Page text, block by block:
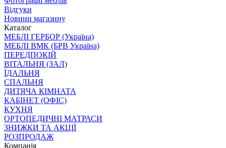
Відгуки
Новини магазину
Каталог
МЕБЛІ ГЕРБОР (Україна)
МЕБЛІ ВМК (БРВ Україна)
ПЕРЕДПОКІЙ
ВІТАЛЬНЯ (ЗАЛ)
ЇДАЛЬНЯ
СПАЛЬНЯ
ДИТЯЧА КІМНАТА
КАБІНЕТ (ОФІС)
КУХНЯ
ОРТОПЕДИЧНІ МАТРАСИ
ЗНИЖКИ ТА АКЦІЇ
РОЗПРОДАЖ
Компанія